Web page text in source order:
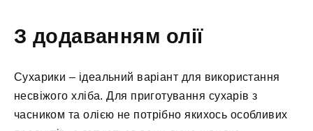
З додаванням олії
Сухарики – ідеальний варіант для використання
несвіжого хліба. Для приготування сухарів з
часником та олією не потрібно якихось особливих